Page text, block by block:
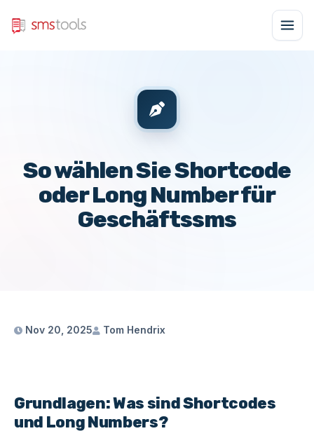
So wählen Sie Shortcode
oder Long Number für
Geschäftssms
Nov 20, 2025 Tom Hendrix
Grundlagen: Was sind Shortcodes
und Long Numbers?